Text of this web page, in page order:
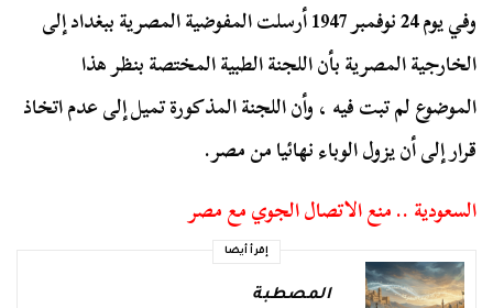
وفي يوم 24 نوفمبر 1947 أرسلت المفوضية المصرية ببغداد إلى
الخارجية المصرية بأن اللجنة الطبية المختصة بنظر هذا
الموضوع لم تبت فيه ، وأن اللجنة المذكورة تميل إلى عدم اتخاذ
قرار إلى أن يزول الوباء نهائيا من مصر.
السعودية .. منع الاتصال الجوي مع مصر
إقرأ أيضا
المصطبة